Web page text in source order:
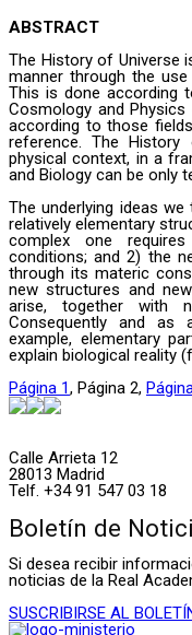
ABSTRACT
The History of Universe
manner through the
This is done according
Cosmology and
according to those
reference. The
physical context, in a
and Biology can be only
The underlying ideas
relatively elementary
complex one
conditions; and 2) the
through its materic
new structures and
arise, together with
Consequently and as
example, elementary
explain biological reality
Página 1, Página 2,
Calle Arrieta 12
28013 Madrid
Telf. +34 91 547 03 18
Boletín de
Si desea recibir
noticias de la Real
SUSCRIBIRSE AL